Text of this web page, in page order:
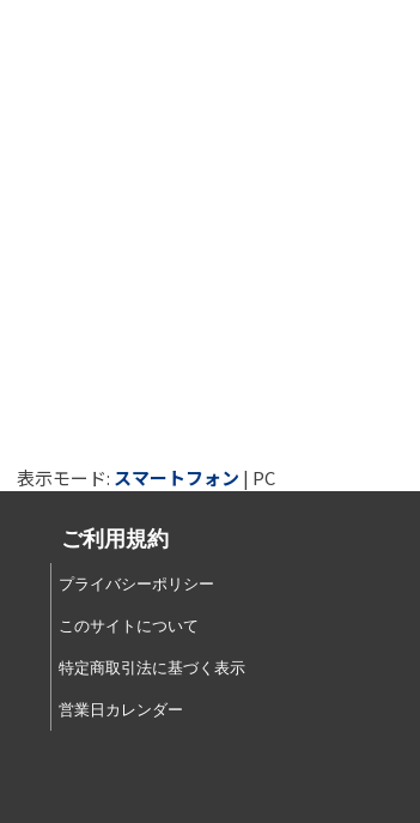
表示モード: スマートフォン | PC
ご利用規約
プライバシーポリシー
このサイトについて
特定商取引法に基づく表示
営業日カレンダー